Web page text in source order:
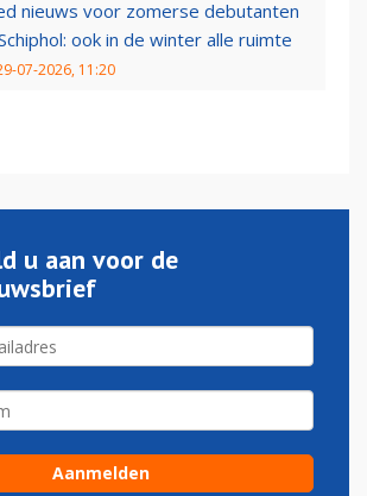
nieuws voor zomerse debutanten
ook in de winter alle ruimte
07-2026, 11:20
u aan voor de